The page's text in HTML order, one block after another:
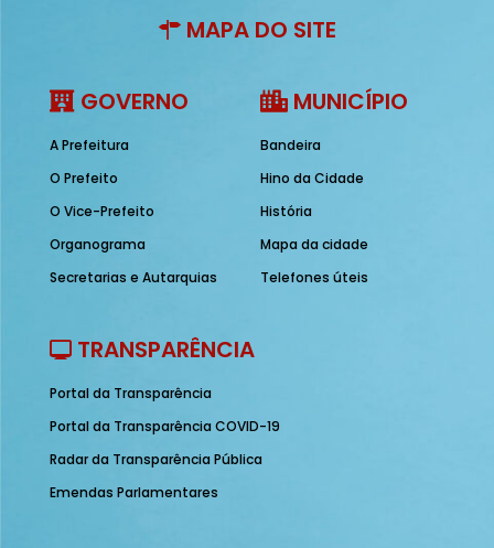
MAPA DO SITE
GOVERNO
A Prefeitura
O Prefeito
O Vice-Prefeito
Organograma
Secretarias e Autarquias
MUNICÍPIO
Bandeira
Hino da Cidade
História
Mapa da cidade
Telefones úteis
TRANSPARÊNCIA
Portal da Transparência
Portal da Transparência COVID-19
Radar da Transparência Pública
Emendas Parlamentares